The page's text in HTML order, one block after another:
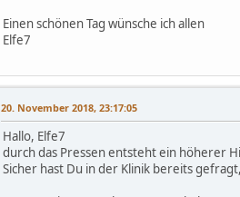
Einen schönen Tag wünsche ich allen
Elfe7
20. November 2018, 23:17:05
Hallo, Elfe7
durch das Pressen entsteht ein höherer
Sicher hast Du in der Klinik bereits